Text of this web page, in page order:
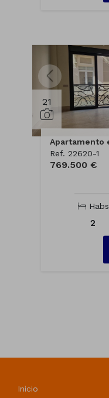
21
Ref. 22620-1
769.500 €
Habs
2
Inicio